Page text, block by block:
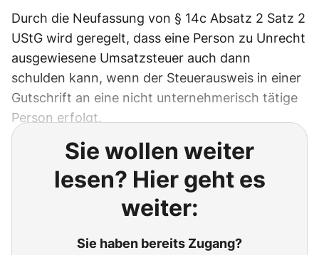
Durch die Neufassung von § 14c Absatz 2 Satz 2
UStG wird geregelt, dass eine Person zu Unrecht
ausgewiesene Umsatzsteuer auch dann
schulden kann, wenn der Steuerausweis in einer
Gutschrift an eine nicht unternehmerisch tätige
Person erfolgt.
Sie wollen weiter
lesen? Hier geht es
weiter:
Sie haben bereits Zugang?